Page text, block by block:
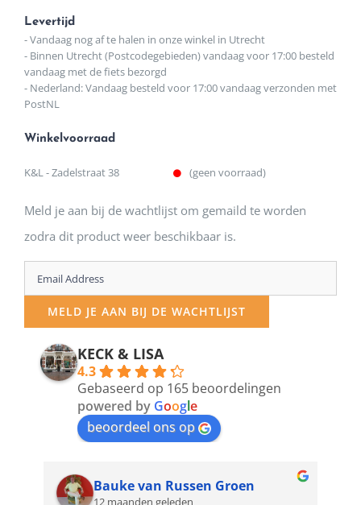
Levertijd
- Vandaag nog af te halen in onze winkel in Utrecht
- Binnen Utrecht (Postcodegebieden) vandaag voor 17:00 besteld
vandaag met de fiets bezorgd
- Nederland: Vandaag besteld voor 17:00 vandaag verzonden met
PostNL
Winkelvoorraad
K&L - Zadelstraat 38 (geen voorraad)
Meld je aan bij de wachtlijst om gemaild te worden
zodra dit product weer beschikbaar is.
Enter
your
email
address
MELD JE AAN BIJ DE WACHTLIJST
KECK & LISA
4.3
Gebaseerd op 165 beoordelingen
powered by Google
beoordeel ons op
Bauke van Russen Groen
12 maanden geleden